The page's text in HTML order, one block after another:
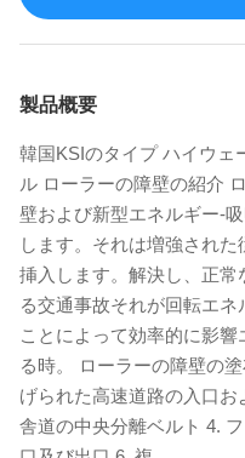
製品概要
韓国KSIのタイプ ハイウェ
ル ローラーの障壁の紹介
壁および新型エネルギー-
します。それは増強され
挿入します。解決し、正常
る交通事故それが回転エ
ことによって効率的に影
る時。 ローラーの障壁の
げられた高速道路の入口
舎道の中央分離ベルト 4.